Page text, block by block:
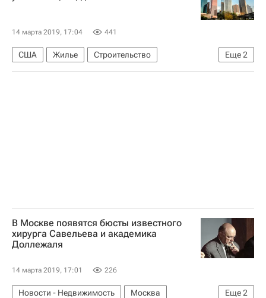
14 марта 2019, 17:04 441
Еще2
США Жилье
Строительство
Новостройки
Новости - Недвижимость
В Москве появятся бюсты известного
хирурга Савельева и академика
Доллежаля
14 марта 2019, 17:01 226
Еще2
Новости - Недвижимость
Москва